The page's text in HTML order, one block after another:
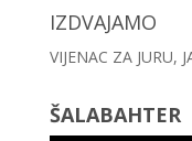
IZDVAJAMO
VIJENAC ZA JURU,
ŠALABAHTER